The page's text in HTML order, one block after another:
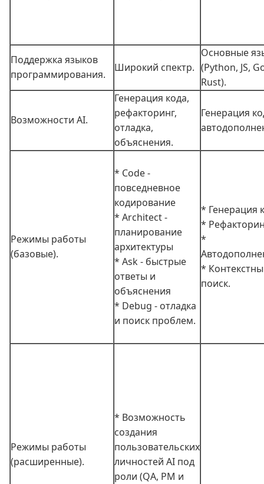
Поддержка языков
программирования.
Широкий спектр.
Основные
(Python, JS,
Rust).
Возможности AI.
Генерация кода,
рефакторинг,
отладка,
объяснения.
Генерация
Режимы работы
(базовые).
* Code -
повседневное
кодирование
* Architect -
планирование
архитектуры
* Ask - быстрые
ответы и
объяснения
* Debug - отладка
и поиск проблем.
* Генерация
*
*
*
поиск.
Режимы работы
(расширенные).
* Возможность
создания
пользовательских
личностей AI под
роли (QA, PM и